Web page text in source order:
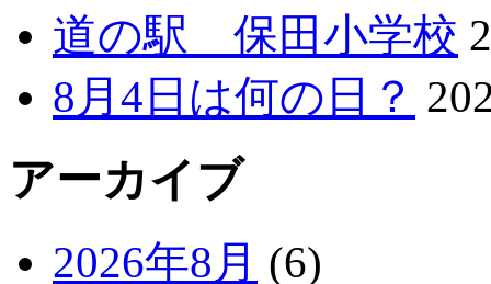
道の駅 保田小学校
8月4日は何の日？
アーカイブ
2026年8月 (6)